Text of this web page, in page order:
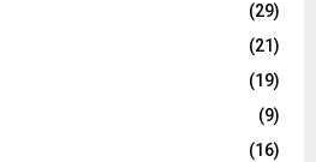
(29)
(21)
(19)
(9)
(16)